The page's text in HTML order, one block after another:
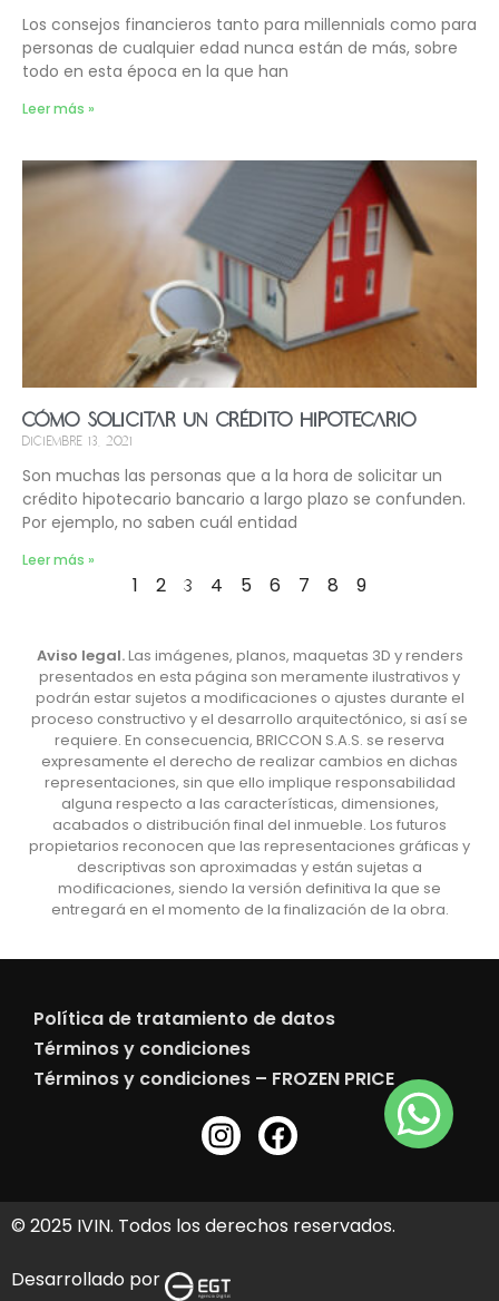
Los consejos financieros tanto para millennials como para
personas de cualquier edad nunca están de más, sobre
todo en esta época en la que han
Leer más »
Cómo solicitar un crédito hipotecario
diciembre 13, 2021
Son muchas las personas que a la hora de solicitar un
crédito hipotecario bancario a largo plazo se confunden.
Por ejemplo, no saben cuál entidad
Leer más »
1 2 3 4 5 6 7 8 9
Aviso legal.Las imágenes, planos, maquetas 3D y renders
presentados en esta página son meramente ilustrativos y
podrán estar sujetos a modificaciones o ajustes durante el
proceso constructivo y el desarrollo arquitectónico, si así se
requiere. En consecuencia, BRICCON S.A.S. se reserva
expresamente el derecho de realizar cambios en dichas
representaciones, sin que ello implique responsabilidad
alguna respecto a las características, dimensiones,
acabados o distribución final del inmueble. Los futuros
propietarios reconocen que las representaciones gráficas y
descriptivas son aproximadas y están sujetas a
modificaciones, siendo la versión definitiva la que se
entregará en el momento de la finalización de la obra.
Política de tratamiento de datos
Términos y condiciones
Términos y condiciones – FROZEN PRICE
© 2025 IVIN. Todos los derechos reservados.
Desarrollado por